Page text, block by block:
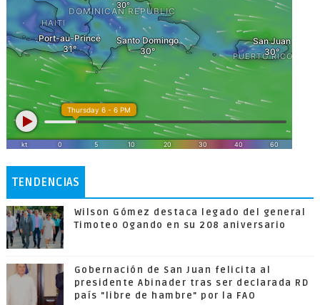
TENDENCIAS
Wilson Gómez destaca legado del general
Timoteo Ogando en su 208 aniversario
Gobernación de San Juan felicita al
presidente Abinader tras ser declarada RD
país "libre de hambre" por la FAO